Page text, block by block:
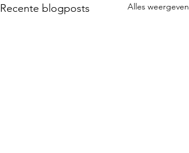
Recente blogposts Alles weergeven